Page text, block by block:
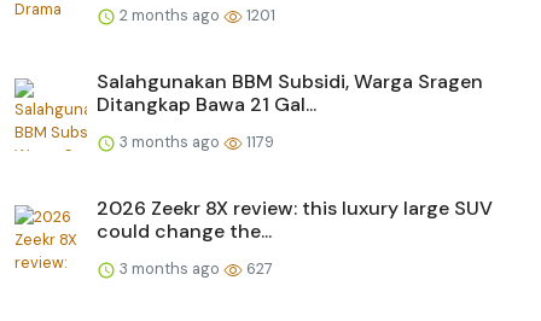
2 months ago 1201
Salahgunakan BBM Subsidi, Warga Sragen
Ditangkap Bawa 21 Gal...
3 months ago 1179
2026 Zeekr 8X review: this luxury large SUV
could change the...
3 months ago 627